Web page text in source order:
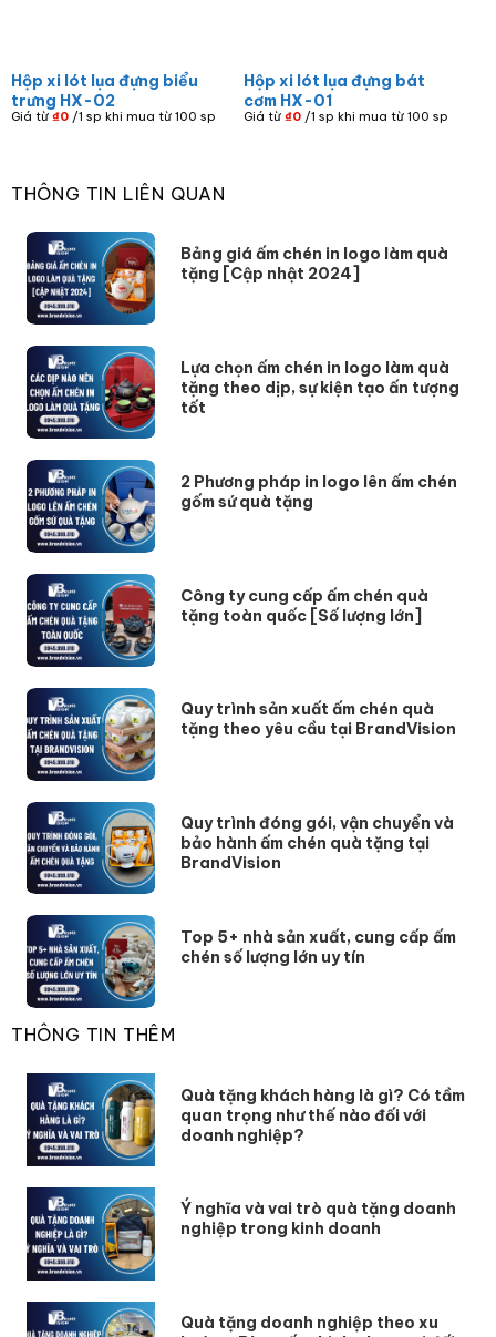
Hộp xi lót lụa đựng biểu
trưng HX-02
Giá từ ₫0/1 sp khi mua từ 100 sp
Hộp xi lót lụa đựng bát
cơm HX-01
Giá từ₫0 /1 sp khi mua từ 100 sp
THÔNG TIN LIÊN QUAN
Bảng giá ấm chén in logo làm quà
tặng [Cập nhật 2024]
Lựa chọn ấm chén in logo làm quà
tặng theo dịp, sự kiện tạo ấn tượng
tốt
2 Phương pháp in logo lên ấm chén
gốm sứ quà tặng
Công ty cung cấp ấm chén quà
tặng toàn quốc [Số lượng lớn]
Quy trình sản xuất ấm chén quà
tặng theo yêu cầu tại BrandVision
Quy trình đóng gói, vận chuyển và
bảo hành ấm chén quà tặng tại
BrandVision
Top 5+ nhà sản xuất, cung cấp ấm
chén số lượng lớn uy tín
THÔNG TIN THÊM
Quà tặng khách hàng là gì? Có tầm
quan trọng như thế nào đối với
doanh nghiệp?
Ý nghĩa và vai trò quà tặng doanh
nghiệp trong kinh doanh
Quà tặng doanh nghiệp theo xu